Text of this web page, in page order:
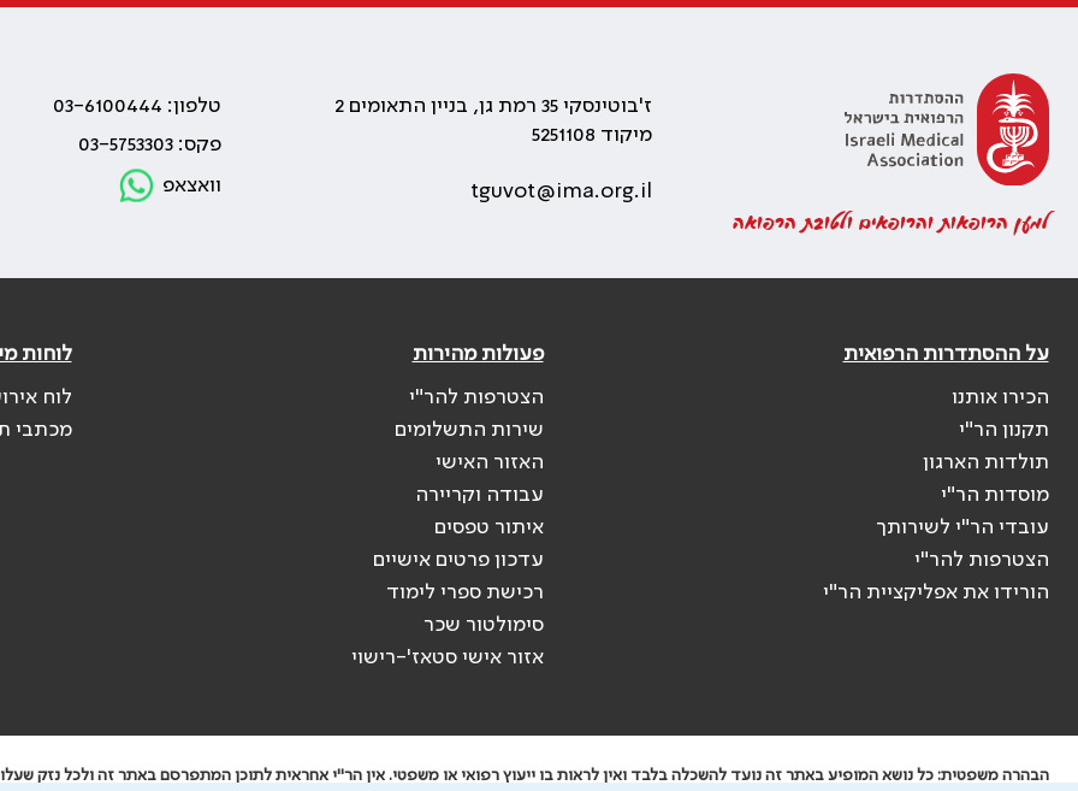
למען הרופאות והרופאים ולטובת הרפואה
ז'בוטינסקי 35 רמת גן, בניין התאומים 2
מיקוד 5251108
tguvot@ima.org.il
טלפון: 03-6100444
פקס: 03-5753303
וואצאפ
על ההסתדרות הרפואית
הכירו אותנו
תקנון הר"י
תולדות הארגון
מוסדות הר"י
עובדי הר"י לשירותך
הצטרפות להר"י
הורידו את אפליקציית הר"י
פעולות מהירות
הצטרפות להר"י
שירות התשלומים
האזור האישי
עבודה וקריירה
איתור טפסים
עדכון פרטים אישיים
רכישת ספרי לימוד
סימולטור שכר
אזור אישי סטאז'-רישוי
לוחות
לוח
מכתבי
הבהרה משפטית: כל נושא המופיע באתר זה נועד להשכלה בלבד ואין לראות בו ייעוץ רפואי או משפטי. אין הר"י אחראית לתוכן המתפרסם באתר זה ולכל נזק